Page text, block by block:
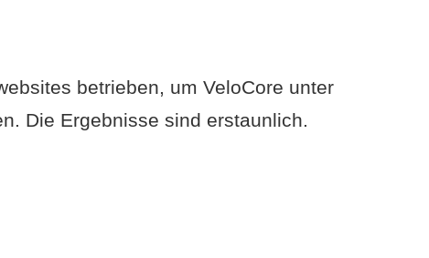
betrieben, um VeloCore unter
Die Ergebnisse sind erstaunlich.